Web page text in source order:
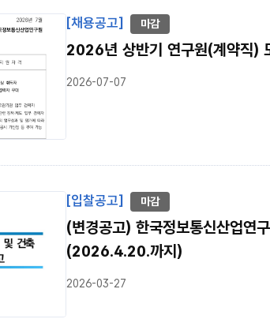
[채용공고] 마감
2026년 상반기 연구원(계약직
2026-07-07
[입찰공고] 마감
(변경공고) 한국정보통신산업연
(2026.4.20.까지)
2026-03-27